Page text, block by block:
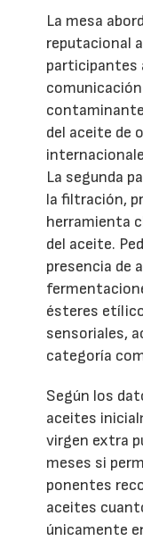
La mesa
reputacional
participantes
del aceite de
La segunda
la filtración,
herramienta
del aceite.
presencia de
ésteres
sensoriales,
categoría
Según los
aceites
virgen extra
meses si
ponentes
aceites
únicamente